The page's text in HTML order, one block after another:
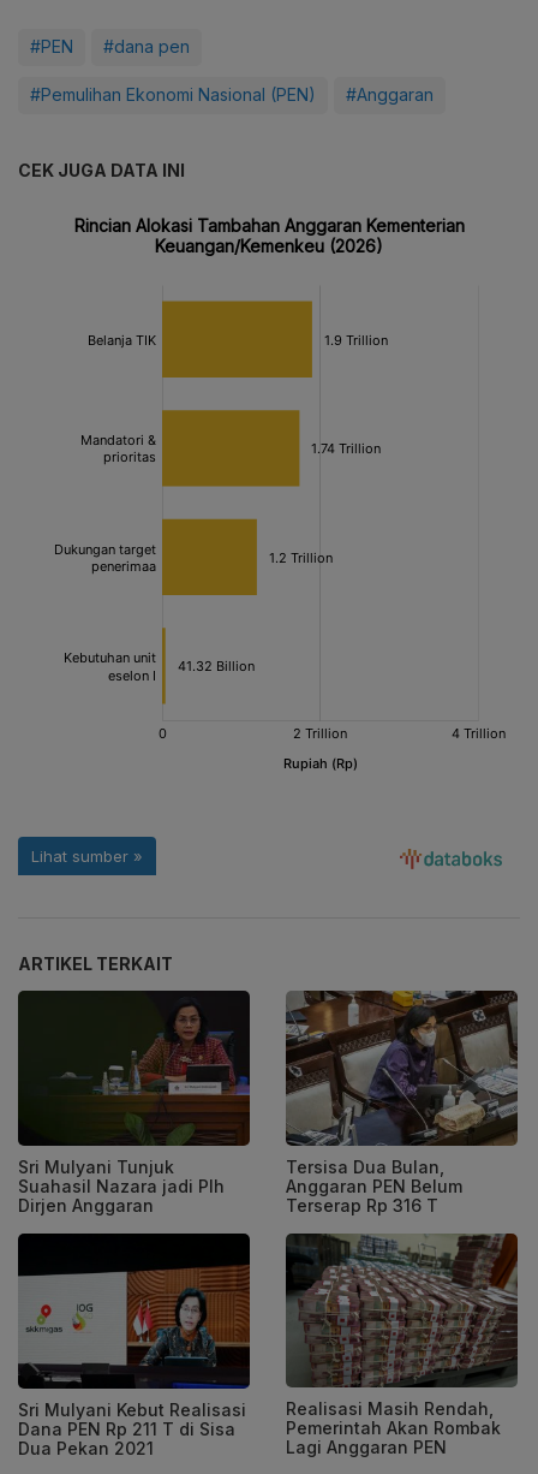
#PEN #dana pen
#Pemulihan Ekonomi Nasional (PEN) #Anggaran
CEK JUGA DATA INI
ARTIKEL TERKAIT
Sri Mulyani Tunjuk
Suahasil Nazara jadi Plh
Dirjen Anggaran
Tersisa Dua Bulan,
Anggaran PEN Belum
Terserap Rp 316 T
Sri Mulyani Kebut Realisasi
Dana PEN Rp 211 T di Sisa
Dua Pekan 2021
Realisasi Masih Rendah,
Pemerintah Akan Rombak
Lagi Anggaran PEN